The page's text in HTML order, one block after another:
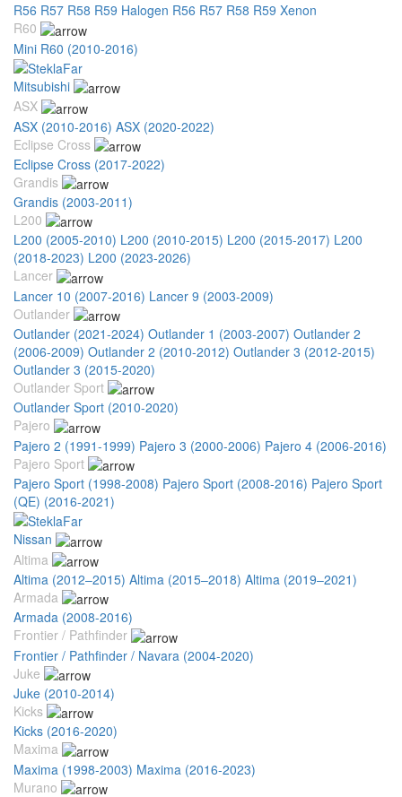
R56 R57 R58 R59 Halogen R56 R57 R58 R59 Xenon
R60
Mini R60 (2010-2016)
Mitsubishi
ASX
ASX (2010-2016) ASX (2020-2022)
Eclipse Cross
Eclipse Cross (2017-2022)
Grandis
Grandis (2003-2011)
L200
L200 (2005-2010) L200 (2010-2015) L200 (2015-2017) L200
(2018-2023) L200 (2023-2026)
Lancer
Lancer 10 (2007-2016) Lancer 9 (2003-2009)
Outlander
Outlander (2021-2024) Outlander 1 (2003-2007) Outlander 2
(2006-2009) Outlander 2 (2010-2012) Outlander 3 (2012-2015)
Outlander 3 (2015-2020)
Outlander Sport
Outlander Sport (2010-2020)
Pajero
Pajero 2 (1991-1999) Pajero 3 (2000-2006) Pajero 4 (2006-2016)
Pajero Sport
Pajero Sport (1998-2008) Pajero Sport (2008-2016) Pajero Sport
(QE) (2016-2021)
Nissan
Altima
Altima (2012–2015) Altima (2015–2018) Altima (2019–2021)
Armada
Armada (2008-2016)
Frontier / Pathfinder
Frontier / Pathfinder / Navara (2004-2020)
Juke
Juke (2010-2014)
Kicks
Kicks (2016-2020)
Maxima
Maxima (1998-2003) Maxima (2016-2023)
Murano